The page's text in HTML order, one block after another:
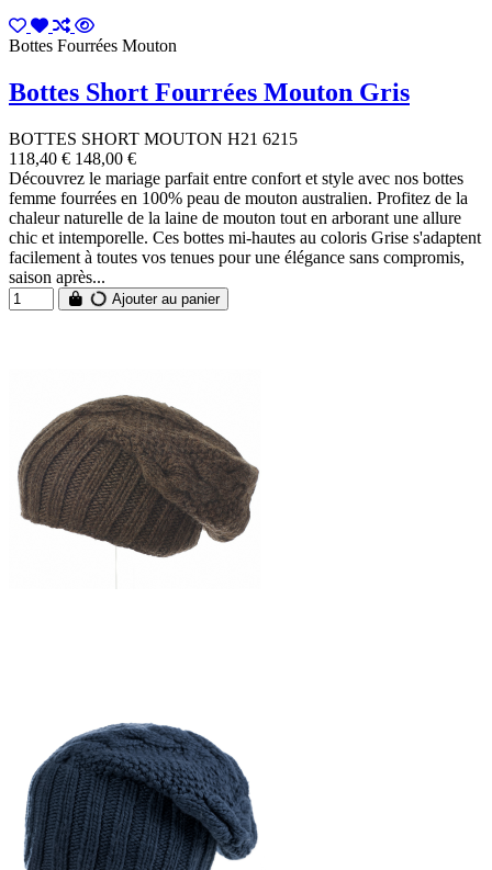
Bottes Fourrées Mouton
Bottes Short Fourrées Mouton Gris
BOTTES SHORT MOUTON H21 6215
118,40 € 148,00 €
Découvrez le mariage parfait entre confort et style avec nos bottes
femme fourrées en 100% peau de mouton australien. Profitez de la
chaleur naturelle de la laine de mouton tout en arborant une allure
chic et intemporelle. Ces bottes mi-hautes au coloris Grise s'adaptent
facilement à toutes vos tenues pour une élégance sans compromis,
saison après...
Ajouter au panier